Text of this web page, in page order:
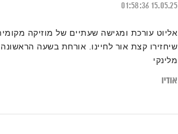
15.05.25
01:58:36
אליוט עורכת ומגישה שעתיים של מוזיקה
שיחזירו קצת אור לחיינו. אורחת בשעה הראשונה
מלינקי
אודיו